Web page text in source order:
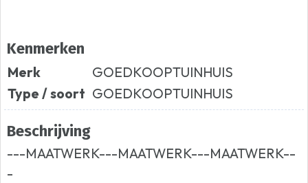
Kenmerken
Merk
GOEDKOOPTUINHUIS
Type / soort GOEDKOOPTUINHUIS
Beschrijving
---MAATWERK---MAATWERK---MAATWERK--
-